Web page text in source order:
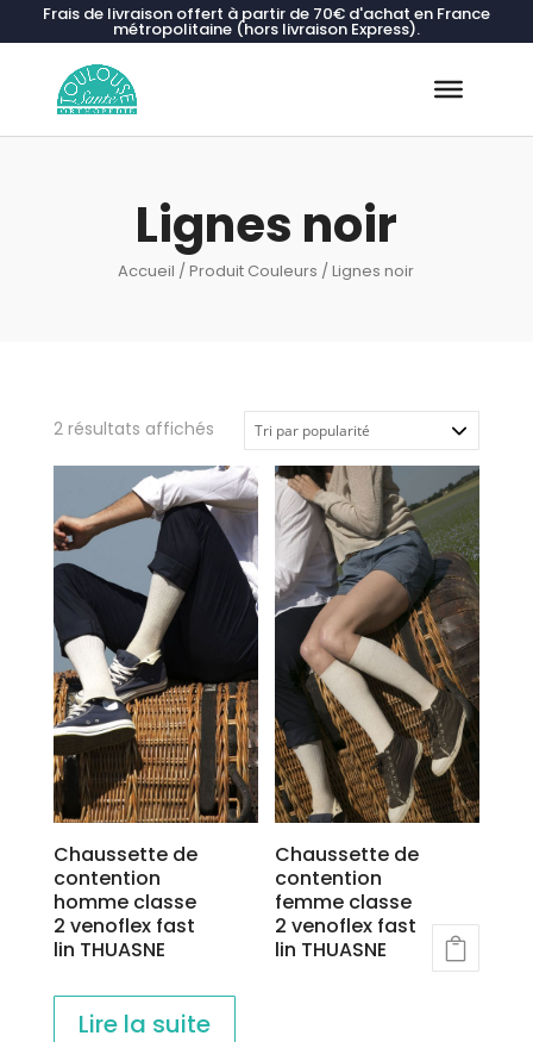
Frais de livraison offert à partir de 70€ d'achat en France
métropolitaine (hors livraison Express).
Lignes noir
Accueil / Produit Couleurs / Lignes noir
2 résultats affichésTrié
popularité
Chaussette de
contention
homme classe
2 venoflex fast
lin THUASNE
Lire la suite
Chaussette de
contention
femme classe
2 venoflex fast
lin THUASNE